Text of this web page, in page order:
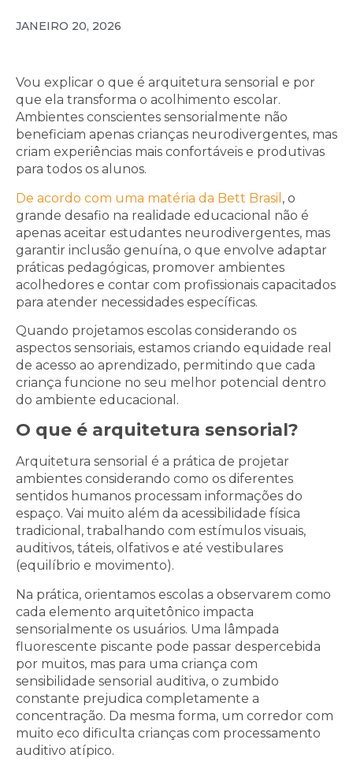
JANEIRO 20, 2026
Vou explicar o que é arquitetura sensorial e por
que ela transforma o acolhimento escolar.
Ambientes conscientes sensorialmente não
beneficiam apenas crianças neurodivergentes, mas
criam experiências mais confortáveis e produtivas
para todos os alunos.
De acordo com uma matéria da Bett Brasil , o
grande desafio na realidade educacional não é
apenas aceitar estudantes neurodivergentes, mas
garantir inclusão genuína, o que envolve adaptar
práticas pedagógicas, promover ambientes
acolhedores e contar com profissionais capacitados
para atender necessidades específicas.
Quando projetamos escolas considerando os
aspectos sensoriais, estamos criando equidade real
de acesso ao aprendizado, permitindo que cada
criança funcione no seu melhor potencial dentro
do ambiente educacional.
O que é arquitetura sensorial?
Arquitetura sensorial é a prática de projetar
ambientes considerando como os diferentes
sentidos humanos processam informações do
espaço. Vai muito além da acessibilidade física
tradicional, trabalhando com estímulos visuais,
auditivos, táteis, olfativos e até vestibulares
(equilíbrio e movimento).
Na prática, orientamos escolas a observarem como
cada elemento arquitetônico impacta
sensorialmente os usuários. Uma lâmpada
fluorescente piscante pode passar despercebida
por muitos, mas para uma criança com
sensibilidade sensorial auditiva, o zumbido
constante prejudica completamente a
concentração. Da mesma forma, um corredor com
muito eco dificulta crianças com processamento
auditivo atípico.